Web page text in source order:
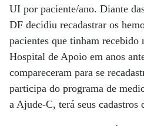
UI por paciente/ano. Diante
DF decidiu recadastrar os
pacientes que tinham recebido
Hospital de Apoio em anos
compareceram para se
participa do programa de
a Ajude-C, terá seus cadastros